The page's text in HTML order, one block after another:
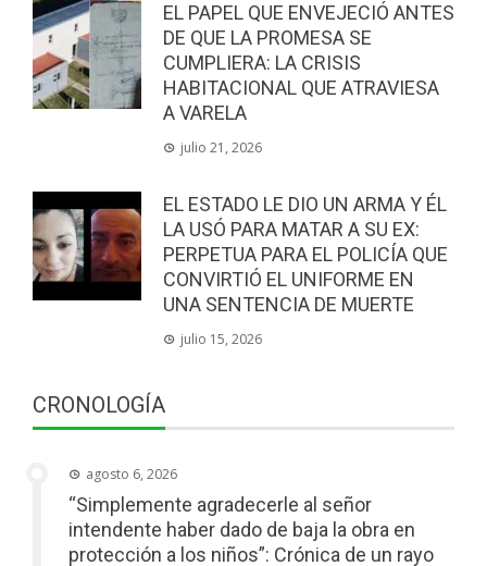
EL PAPEL QUE ENVEJECIÓ ANTES
DE QUE LA PROMESA SE
CUMPLIERA: LA CRISIS
HABITACIONAL QUE ATRAVIESA
A VARELA
julio 21, 2026
EL ESTADO LE DIO UN ARMA Y ÉL
LA USÓ PARA MATAR A SU EX:
PERPETUA PARA EL POLICÍA QUE
CONVIRTIÓ EL UNIFORME EN
UNA SENTENCIA DE MUERTE
julio 15, 2026
CRONOLOGÍA
agosto 6, 2026
“Simplemente agradecerle al señor
intendente haber dado de baja la obra en
protección a los niños”: Crónica de un rayo